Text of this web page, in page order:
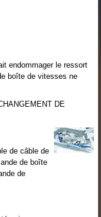
endommager le ressort
boîte de vitesses ne
DE
de câble de
de boîte
de